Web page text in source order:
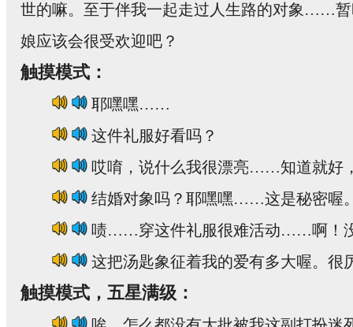
世的嘛。至于伴我一起走过人生路的对象……
娘应该会很受欢迎吧？
触摸模式：
耶嘿嘿……
这件礼服好看吗？
哎唷，说什么我很漂亮……知道就好
结婚对象吗？耶嘿嘿……这是秘密喔
啧……穿这件礼服很难活动……啊！
这把汤匙象征着我的爱有多大喔。很
触摸模式，五星满级：